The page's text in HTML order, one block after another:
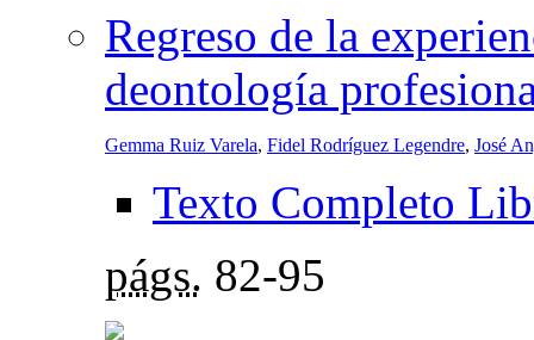
Regreso de la
deontología
Gemma Ruiz Varela, Fidel Rodríguez Legendre, José
Texto Completo
págs. 82-95